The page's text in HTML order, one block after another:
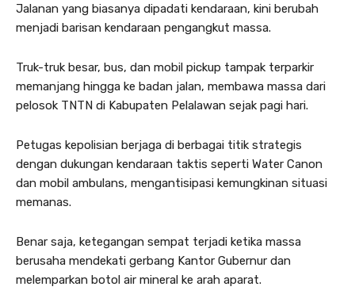
Jalanan yang biasanya dipadati kendaraan, kini berubah
menjadi barisan kendaraan pengangkut massa.
Truk-truk besar, bus, dan mobil pickup tampak terparkir
memanjang hingga ke badan jalan, membawa massa dari
pelosok TNTN di Kabupaten Pelalawan sejak pagi hari.
Petugas kepolisian berjaga di berbagai titik strategis
dengan dukungan kendaraan taktis seperti Water Canon
dan mobil ambulans, mengantisipasi kemungkinan situasi
memanas.
Benar saja, ketegangan sempat terjadi ketika massa
berusaha mendekati gerbang Kantor Gubernur dan
melemparkan botol air mineral ke arah aparat.